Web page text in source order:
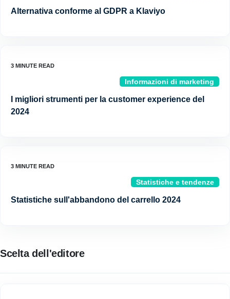
Alternativa conforme al GDPR a Klaviyo
Informazioni di marketing
I migliori strumenti per la customer experience del
2024
Statistiche e tendenze
Statistiche sull'abbandono del carrello 2024
Scelta dell'editore